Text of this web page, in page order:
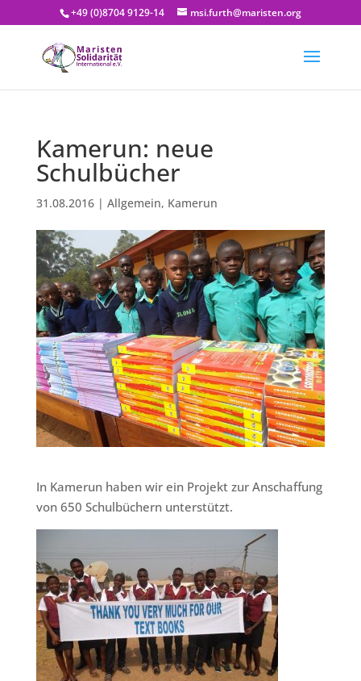
+49 (0)8704 9129-14 msi.furth@maristen.org
Kamerun: neue
Schulbücher
31.08.2016| Allgemein, Kamerun
In Kamerun haben wir ein Projekt zur Anschaffung
von 650 Schulbüchern unterstützt.